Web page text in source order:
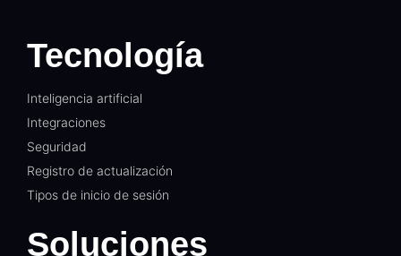
Tecnología
Inteligencia artificial
Integraciones
Seguridad
Registro de actualización
Tipos de inicio de sesión
Soluciones